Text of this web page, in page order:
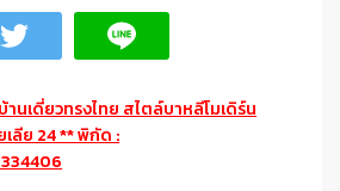
นเดี่ยวทรงไทย สไตล์บาหลีโมเดิร์น
ลีย 24 ** พิกัด :